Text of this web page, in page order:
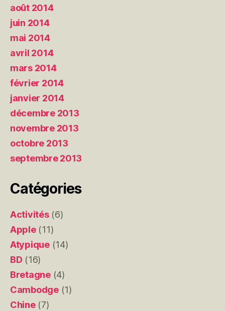
août 2014
juin 2014
mai 2014
avril 2014
mars 2014
février 2014
janvier 2014
décembre 2013
novembre 2013
octobre 2013
septembre 2013
Catégories
Activités(6)
Apple(11)
Atypique(14)
BD (16)
Bretagne(4)
Cambodge(1)
Chine(7)